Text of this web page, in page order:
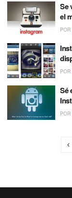
Se
el
POR
POR
Sé
POR